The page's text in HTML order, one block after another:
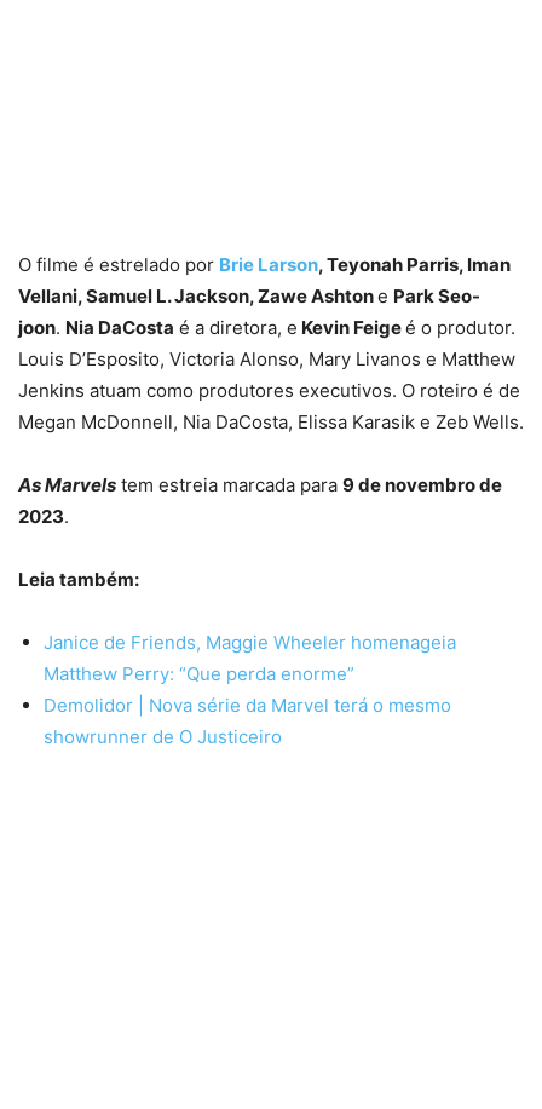
O filme é estrelado por Brie Larson, Teyonah Parris, Iman
Vellani, Samuel L. Jackson, Zawe Ashtone Park Seo-
joon. Nia DaCosta é a diretora, e Kevin Feigeé o produtor.
Louis D’Esposito, Victoria Alonso, Mary Livanos e Matthew
Jenkins atuam como produtores executivos. O roteiro é de
Megan McDonnell, Nia DaCosta, Elissa Karasik e Zeb Wells.
As Marvels tem estreia marcada para 9 de novembro de
2023.
Leia também:
Janice de Friends, Maggie Wheeler homenageia
Matthew Perry: “Que perda enorme”
Demolidor | Nova série da Marvel terá o mesmo
showrunner de O Justiceiro